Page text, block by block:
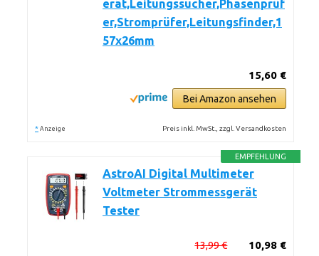
erät,Leitungssucher,Phasenprüf
er,Stromprüfer,Leitungsfinder,1
57x26mm
15,60 €
Bei Amazon ansehen
* Anzeige Preis inkl. MwSt., zzgl. Versandkosten
EMPFEHLUNG
AstroAI Digital Multimeter
Voltmeter Strommessgerät
Tester
10,98 €
13,99 €